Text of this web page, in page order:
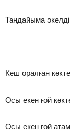
Таңдайыма
Кеш оралған
Осы екен ғой
Осы екен ғой